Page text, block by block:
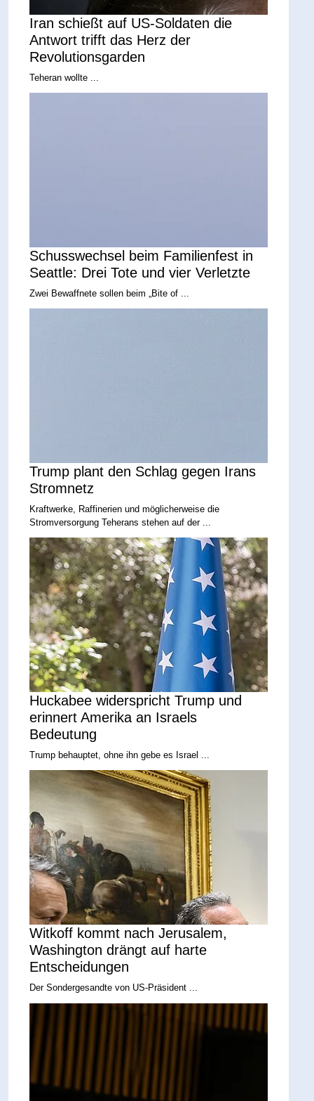
Iran schießt auf US-Soldaten die
Antwort trifft das Herz der
Revolutionsgarden
Teheran wollte ...
Schusswechsel beim Familienfest in
Seattle: Drei Tote und vier Verletzte
Zwei Bewaffnete sollen beim „Bite of ...
Trump plant den Schlag gegen Irans
Stromnetz
Kraftwerke, Raffinerien und möglicherweise die
Stromversorgung Teherans stehen auf der ...
Huckabee widerspricht Trump und
erinnert Amerika an Israels
Bedeutung
Trump behauptet, ohne ihn gebe es Israel ...
Witkoff kommt nach Jerusalem,
Washington drängt auf harte
Entscheidungen
Der Sondergesandte von US-Präsident ...